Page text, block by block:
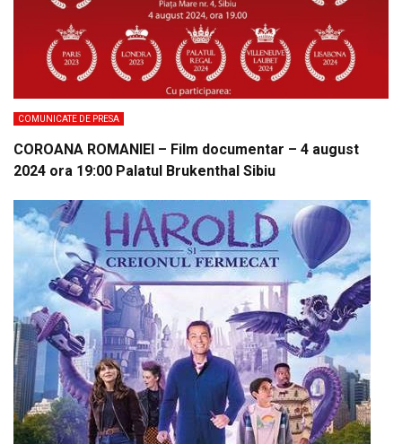
COMUNICATE DE PRESA
COROANA ROMANIEI – Film documentar – 4 august
2024 ora 19:00 Palatul Brukenthal Sibiu